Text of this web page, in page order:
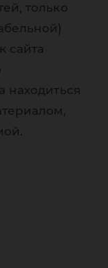
только
сайта
находиться